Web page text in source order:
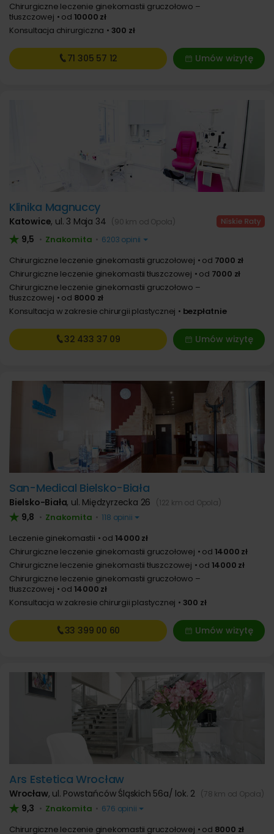
Chirurgiczne leczenie ginekomastii gruczołowo –
tłuszczowej
od 10000 zł
Konsultacja chirurgiczna
300 zł
Umów wizytę
71 305 57 12
Klinika Magnuccy
Katowice, ul. 3 Maja 34 (90 km od Opola)
9,5 • Znakomita • 6203 opinii
Chirurgiczne leczenie ginekomastii gruczołowej od 7000 zł
Chirurgiczne leczenie ginekomastii tłuszczowej
od 7000 zł
Chirurgiczne leczenie ginekomastii gruczołowo –
tłuszczowej
od 8000 zł
Konsultacja w zakresie chirurgii plastycznej
bezpłatnie
Umów wizytę
32 433 37 09
San-Medical Bielsko-Biała
Bielsko-Biała, ul. Międzyrzecka 26 (122 km od Opola)
9,8 • Znakomita • 118 opinii
Leczenie ginekomastii od 14000 zł
Chirurgiczne leczenie ginekomastii gruczołowej
od 14000 zł
Chirurgiczne leczenie ginekomastii tłuszczowej
od 14000 zł
Chirurgiczne leczenie ginekomastii gruczołowo –
tłuszczowej
od 14000 zł
Konsultacja w zakresie chirurgii plastycznej
300 zł
Umów wizytę
33 399 00 60
Ars Estetica Wrocław
Wrocław, ul. Powstańców Śląskich 56a/ lok. 2 (78 km od Opola)
9,3 • Znakomita • 676 opinii
Chirurgiczne leczenie ginekomastii gruczołowej od 8000 zł